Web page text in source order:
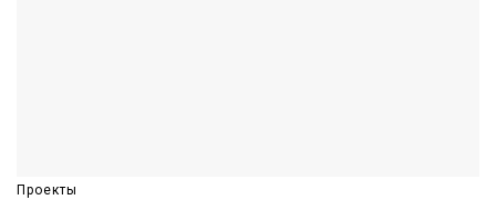
Проекты